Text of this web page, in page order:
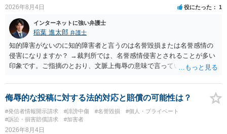
2026年8月4日 役にたった 1
インターネットに強い弁護士
稲葉 進太郎 弁護士
知的障害がないのに知的障害者と言うのは名誉毀損または名誉感情の
侵害になりますか？ →裁判所では、名誉感情侵害とされることが多い
印象です。ご指摘のとおり、文脈上侮辱の意味で言っている点も加味
侮辱的な投稿に対する法的対応と賠償の可能性は？
#発信者情報開示請求 #誹謗中傷 #名誉毀損
#個人・プライベート
#訴訟・損害賠償請求
#加害者
2026年8月4日